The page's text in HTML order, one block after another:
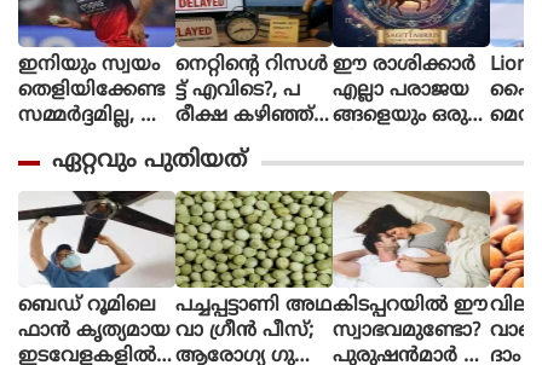
ഇനിയും സ്വയം
തെളിയിക്കേണ്ട
സമ്മർദ്ദമില്ല, അ
ഭിച്ചാൽ സ
ന്തോഷം അത്ര
മാത്രം : ഭുവ
നേശ്വർ കുമാർ
നെറ്റിൻ്റെ റിസൾ
ട്ട് എവിടെ?, പ
രീക്ഷ കഴിഞ്ഞ്
ഒരു മാസ
മായിട്ടും ഉത്തര
സൂചിക
പോലുമില്ല, ആ
ശങ്കയിൽ
വിദ്യാർഥികൾ
ഈ രാശിക്കാര്‍
എല്ലാ പരാജയ
ങ്ങളെയും ഒരു
വാക്കി മാറ്റുന്നു
ഏറ്റവും പുതിയത്
ബെഡ് റൂമിലെ
ഫാൻ കൃത്യമായ
ഇടവേളകളിൽ
പച്ചപ്പട്ടാണി അഥ
വാ ഗ്രീൻ പീസ്;
ആരോഗ്യ ഗുണ
കിടപ്പറയിൽ ഈ
സ്വാഭവമുണ്ടോ?
പുരുഷൻമാർ ശ്ര
വില
ദാം